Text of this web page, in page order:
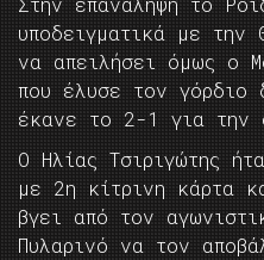
υποδειγματικά με την
να απειλήσει όμως ο
που έλυσε τον γόρδιο
έκανε το 2-1 για την
Ο Ηλίας Τσιριγώτης
με 2η κίτρινη κάρτα
βγει από τον
Πυλαρινό να τον